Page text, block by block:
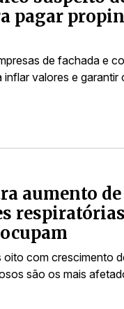
pagar
de fachada e
inflar valores e
aumento de
oito com crescimento
são os mais